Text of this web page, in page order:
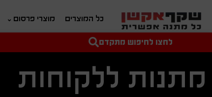
כל המוצרים מוצרי פרסום
טקסט חופשי לחיפוש מחיר מיני'לחצו לחיפוש מתקדם
מתנות ללקוחות